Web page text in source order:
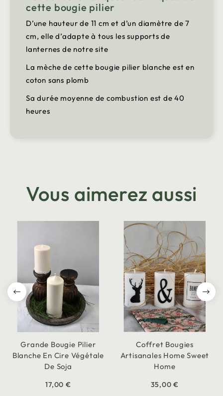
cette bougie pilier
D’une hauteur de 11 cm et d’un diamètre de 7
cm, elle d’adapte à tous les supports de
lanternes de notre site
La mèche de cette bougie pilier blanche est en
coton sans plomb
Sa durée moyenne de combustion est de 40
heures
Vous aimerez aussi
Grande Bougie Pilier
Blanche En Cire Végétale
De Soja
17,00 €
Coffret Bougies
Artisanales Home Sweet
Home
35,00 €